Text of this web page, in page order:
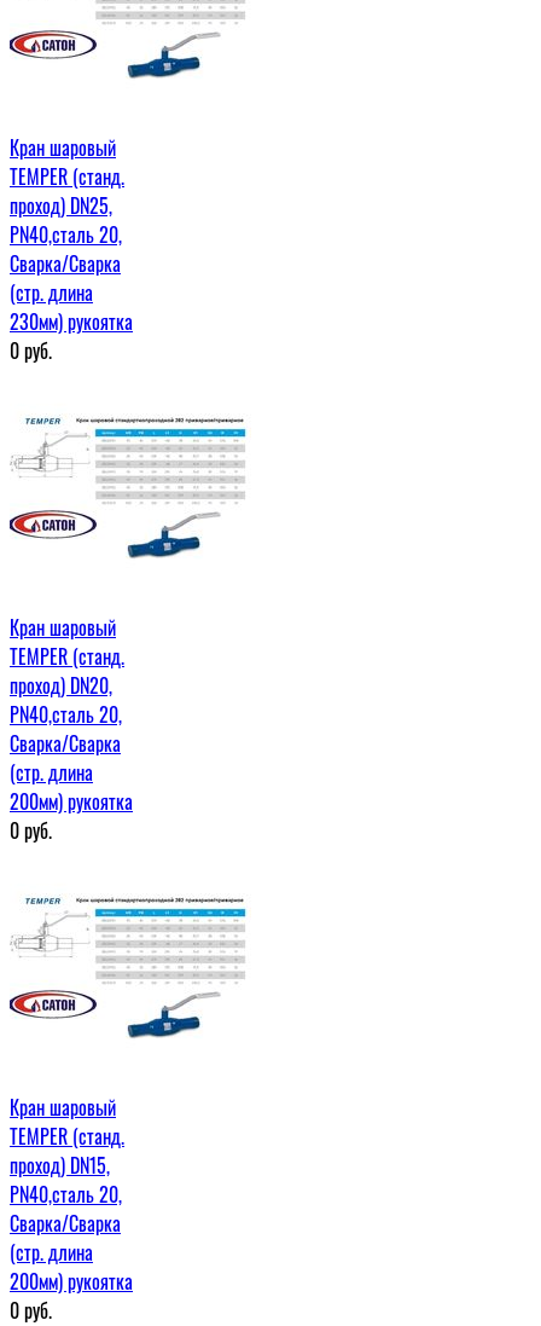
Кран шаровый
TEMPER (станд.
проход) DN25,
PN40,сталь 20,
Сварка/Сварка
(стр. длина
230мм) рукоятка
0руб.
Кран шаровый
TEMPER (станд.
проход) DN20,
PN40,сталь 20,
Сварка/Сварка
(стр. длина
200мм) рукоятка
0руб.
Кран шаровый
TEMPER (станд.
проход) DN15,
PN40,сталь 20,
Сварка/Сварка
(стр. длина
200мм) рукоятка
0руб.